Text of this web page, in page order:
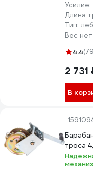
Усилие:
Длина
Тип:
Вес
4.4
2 731
В
троса